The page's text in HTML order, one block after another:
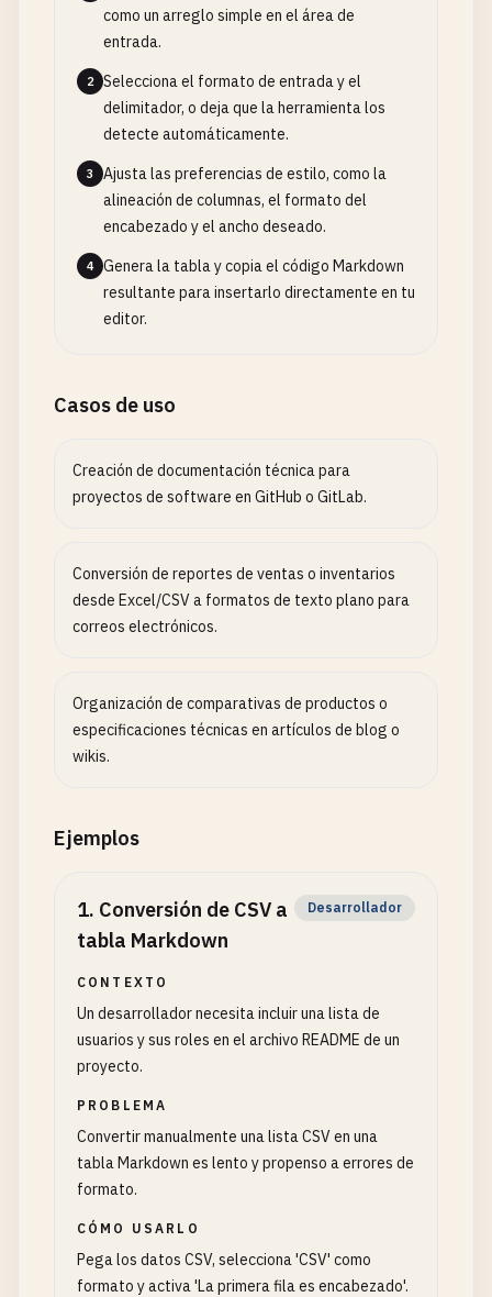
como un arreglo simple en el área de
entrada.
2
Selecciona el formato de entrada y el
delimitador, o deja que la herramienta los
detecte automáticamente.
3
Ajusta las preferencias de estilo, como la
alineación de columnas, el formato del
encabezado y el ancho deseado.
4
Genera la tabla y copia el código Markdown
resultante para insertarlo directamente en tu
editor.
Casos de uso
Creación de documentación técnica para
proyectos de software en GitHub o GitLab.
Conversión de reportes de ventas o inventarios
desde Excel/CSV a formatos de texto plano para
correos electrónicos.
Organización de comparativas de productos o
especificaciones técnicas en artículos de blog o
wikis.
Ejemplos
1. Conversión de CSV a
tabla Markdown
Desarrollador
CONTEXTO
Un desarrollador necesita incluir una lista de
usuarios y sus roles en el archivo README de un
proyecto.
PROBLEMA
Convertir manualmente una lista CSV en una
tabla Markdown es lento y propenso a errores de
formato.
CÓMO USARLO
Pega los datos CSV, selecciona 'CSV' como
formato y activa 'La primera fila es encabezado'.